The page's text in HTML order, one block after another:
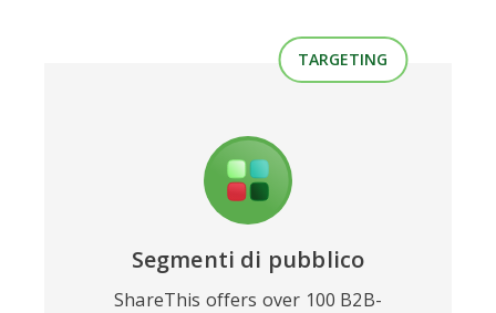
TARGETING
Segmenti di pubblico
ShareThis offers over 100 B2B-